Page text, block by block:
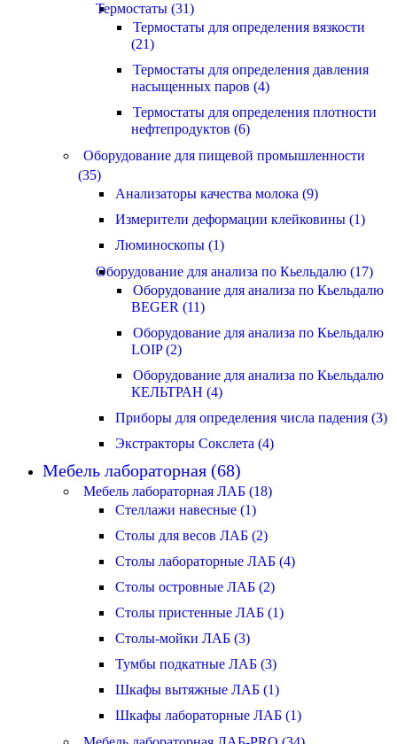
Термостаты (31)
Термостаты для определения вязкости
(21)
Термостаты для определения давления
насыщенных паров (4)
Термостаты для определения плотности
нефтепродуктов (6)
Оборудование для пищевой промышленности
(35)
Анализаторы качества молока (9)
Измерители деформации клейковины (1)
Люминоскопы (1)
Оборудование для анализа по Кьельдалю (17)
Оборудование для анализа по Кьельдалю
BEGER (11)
Оборудование для анализа по Кьельдалю
LOIP (2)
Оборудование для анализа по Кьельдалю
КЕЛЬТРАН (4)
Приборы для определения числа падения (3)
Экстракторы Сокслета (4)
Мебель лабораторная (68)
Мебель лабораторная ЛАБ (18)
Стеллажи навесные (1)
Столы для весов ЛАБ (2)
Столы лабораторные ЛАБ (4)
Столы островные ЛАБ (2)
Столы пристенные ЛАБ (1)
Столы-мойки ЛАБ (3)
Тумбы подкатные ЛАБ (3)
Шкафы вытяжные ЛАБ (1)
Шкафы лабораторные ЛАБ (1)